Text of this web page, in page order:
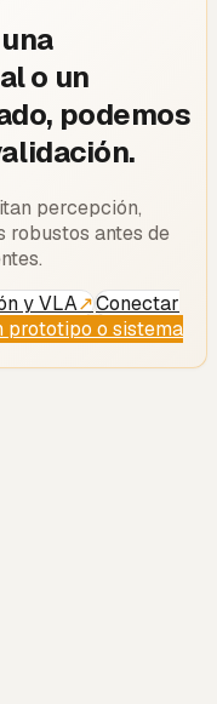
o un
podemos
percepción,
robustos antes de
y VLA↗Conectar
prototipo o sistema